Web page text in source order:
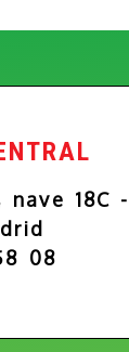
18C -
08